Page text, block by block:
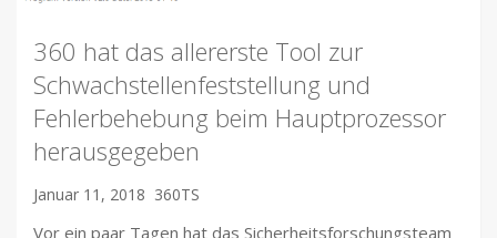
360 hat das allererste Tool zur
Schwachstellenfeststellung und
Fehlerbehebung beim Hauptprozessor
herausgegeben
Januar 11, 2018 360TS
Vor ein paar Tagen hat das Sicherheitsforschungsteam